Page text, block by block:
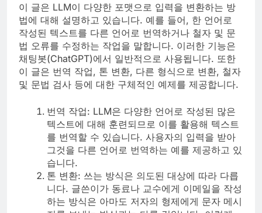
이 글은 LLM이 다양한 포맷으로 입력을 변환하는 방
법에 대해 설명하고 있습니다. 예를 들어, 한 언어로
작성된 텍스트를 다른 언어로 번역하거나 철자 및 문
법 오류를 수정하는 작업을 말합니다. 이러한 기능은
채팅봇(ChatGPT)에서 일반적으로 사용됩니다. 또한
이 글은 번역 작업, 톤 변환, 다른 형식으로 변환, 철자
및 문법 검사 등에 대한 구체적인 예제를 제공합니다.
번역 작업: LLM은 다양한 언어로 작성된 많은
텍스트에 대해 훈련되므로 이를 활용해 텍스트
를 번역할 수 있습니다. 사용자의 입력을 받아
그것을 다른 언어로 번역하는 예를 제공하고 있
습니다.
톤 변환: 쓰는 방식은 의도된 대상에 따라 다릅
니다. 글쓴이가 동료나 교수에게 이메일을 작성
하는 방식은 아마도 저자의 형제에게 문자 메시